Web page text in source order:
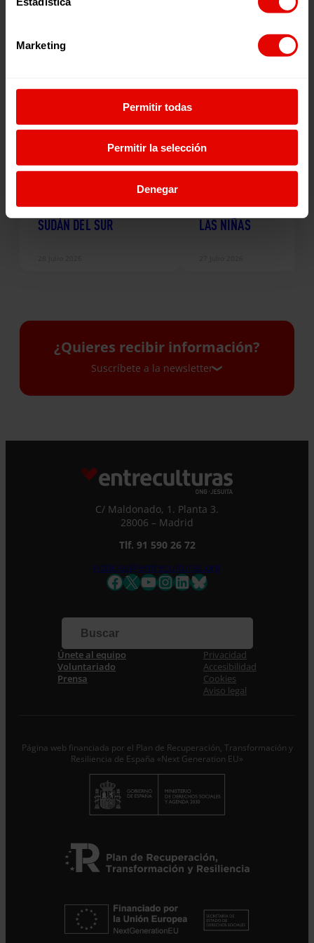
Marketing
Permitir todas
Permitir la selección
Denegar
UNA COLMENA PARA
HISTORIA DE MARY EN
SUDÁN DEL SUR
LA EDUCACIÓN COMO
OPORTUNIDADES PARA
LAS NIÑAS
¿Quieres recibir información?
Suscríbete a la newsletter
y los correos puntuales en los que te
ofrecemos información, no dejes de completar
este formulario. Al instante, te daremos de
alta en nuestra base de datos y podrás estar
al tanto de todas las novedades.
Correo electrónico *
Acepto laPolítica de Privacidad*
Desde ENTRECULTURAS FE Y ALEGRÍA ESPAÑA
trataremos los datos aportados en calidad de
Responsable del tratamiento con la finalidad de…Seguir
C/ Maldonado, 1. Planta 3.
28006 – Madrid
Tlf. 91 590 26 72
noticias@entreculturas.org
Facebook
X YouTube
Instagram
LinkedIn
Bluesky
Únete al equipo
Voluntariado
Prensa
Privacidad
Accesibilidad
Cookies
Aviso legal
Página web financiada por el Plan de Recuperación, Transformación y
Resiliencia de España «Next Generation EU»